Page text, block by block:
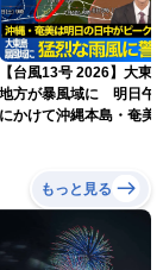
【台風13号 2026】大東
地方が暴風域に 明日午
にかけて沖縄本島・奄美
もっと見る